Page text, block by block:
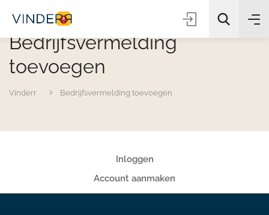
Zoeken
Bedrijfsvermelding
toevoegen
Vinderr Bedrijfsvermelding toevoegen
Inloggen
Account aanmaken